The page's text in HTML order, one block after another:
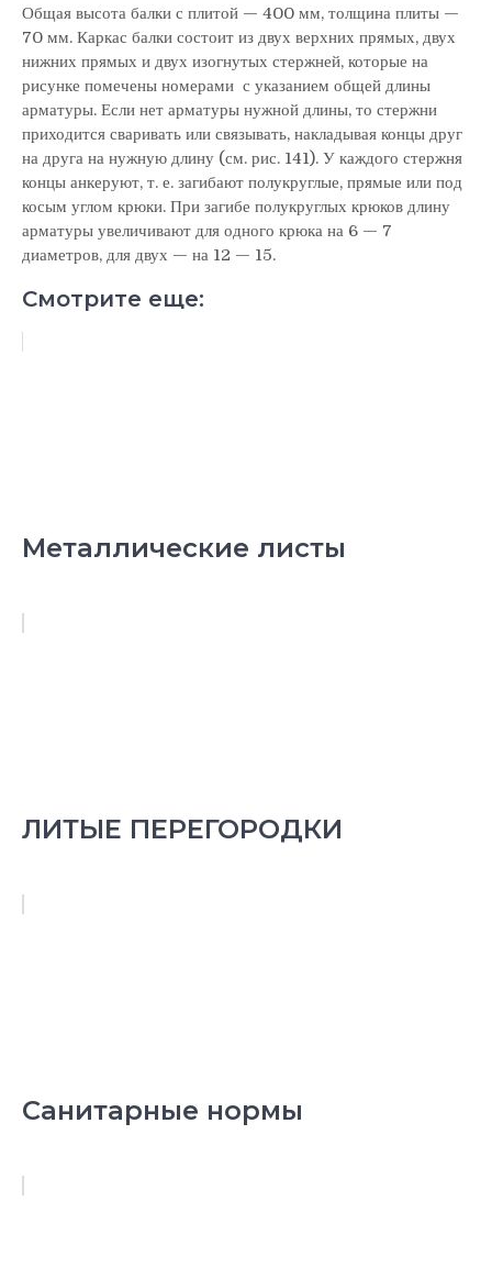
Общая высота балки с плитой — 400 мм, толщина плиты —
70 мм. Каркас балки состоит из двух верхних прямых, двух
нижних прямых и двух изогнутых стержней, которые на
рисунке помечены номерами с указанием общей длины
арматуры. Если нет арматуры нужной длины, то стержни
приходится сваривать или связывать, накладывая концы друг
на друга на нужную длину (см. рис. 141). У каждого стержня
концы анкеруют, т. е. загибают полукруглые, прямые или под
косым углом крюки. При загибе полукруглых крюков длину
арматуры увеличивают для одного крюка на 6 — 7
диаметров, для двух — на 12 — 15.
Смотрите еще:
Металлические листы
ЛИТЫЕ ПЕРЕГОРОДКИ
Санитарные нормы